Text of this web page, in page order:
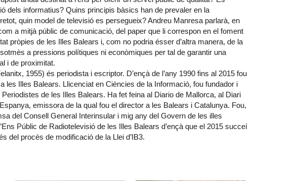
dels informatius? Quins principis bàsics han de prevaler en la
quin model de televisió es persegueix? Andreu Manresa parlarà, en
a mitjà públic de comunicació, del paper que li correspon en el foment
pròpies de les Illes Balears i, com no podria ésser d’altra manera, de la
a pressions polítiques ni econòmiques per tal de garantir una
i de proximitat.
1955) és periodista i escriptor. D’ençà de l’any 1990 fins al 2015 fou
les Illes Balears. Llicenciat en Ciències de la Informació, fou fundador i
de les Illes Balears. Ha fet feina al Diario de Mallorca, al Diari
emissora de la qual fou el director a les Balears i Catalunya. Fou,
del Consell General Interinsular i mig any del Govern de les illes
Públic de Radiotelevisió de les Illes Balears d’ençà que el 2015 succeí
del procés de modificació de la Llei d’IB3.